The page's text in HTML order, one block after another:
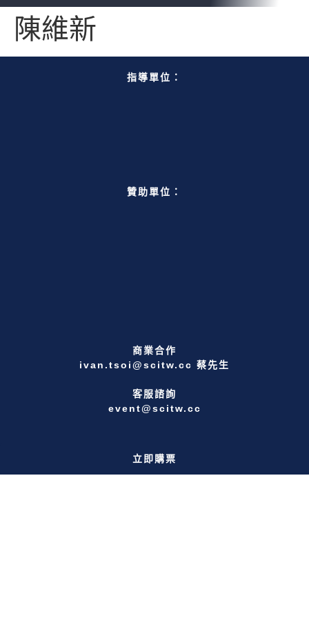
陳維新
指導單位：
贊助單位：
商業合作
ivan.tsoi@scitw.cc 蔡先生
客服諮詢
event@scitw.cc
立即購票